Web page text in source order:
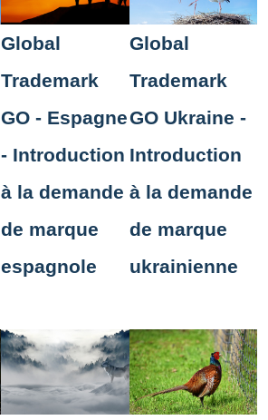
Global
Trademark
GO - Espagne
- Introduction
à la demande
de marque
espagnole
Global
Trademark
GO Ukraine -
Introduction
à la demande
de marque
ukrainienne